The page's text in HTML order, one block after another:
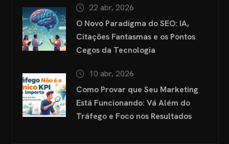
22 abr, 2026
O Novo Paradigma do SEO: IA,
Citações Fantasmas e os Pontos
Cegos da Tecnologia
10 abr, 2026
Como Provar que Seu Marketing
Está Funcionando: Vá Além do
Tráfego e Foco nos Resultados